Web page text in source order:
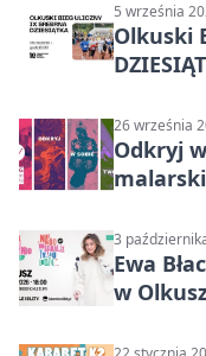
5 września
Olkuski
26 września
Odkryj
3
Ewa
w